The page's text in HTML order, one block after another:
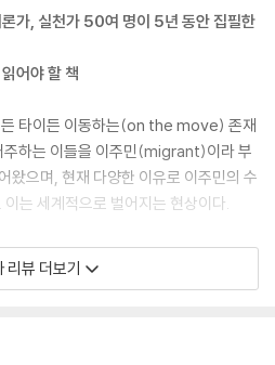
없는 난민을 돌보라고 요구하신다. 우리
께서 교회에 명하신 대로 난민을 돌보게
중요한 과업이다. 글로벌 이주를 구성
더십과 문화적, 사회적 구조, 더불어 보
을 개발해야 한다. 디아스포라 어
적 방향을 향하여 중에서
, 계층, 인종, 성, 문화, 언어를 비롯한
사이의 차이가 무너지고 있다. 대개의
있다 … 그중 어떤 국가는 이주민의 통과
현상을 ‘인간 해일’이라 칭했다.
주와 국제 이주 현상을 많이 목격할 수
세계화, 지역 갈등, 자연재해의 여파로,
전반적으로 증가했으며, 1990년대에
는 1,750만 명으로, 현재는 2,320만
민 수는 2000년 210만 명에서 2014년
지없이 모든 국가가 국내적인 또는 국
하고 있다.
가, 실천가 50여 명이 5년 동안 집필한
어야 할 책
든 타이든 이동하는(on the move) 존재
주하는 이들을 이주민(migrant)이라 부
왔으며, 현재 다양한 이유로 이주민의 수
는 세계적으로 벌어지는 현상이다.
금 외국인 노동자, 국제 교회에 출석하는
등과 그들 자녀의 모습으로, 어느덧 우
리뷰 더보기